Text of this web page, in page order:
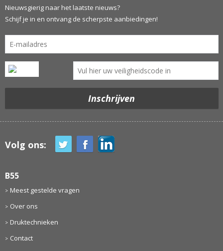
Nieuwsgierig naar het laatste nieuws?
Schijf je in en ontvang de scherpste aanbiedingen!
Volg ons:
B55
Meest gestelde vragen
Over ons
Druktechnieken
Contact